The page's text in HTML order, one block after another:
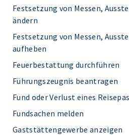
Festsetzung von Messen,
ändern
Festsetzung von Messen,
aufheben
Feuerbestattung durchführen
Führungszeugnis beantragen
Fund oder Verlust eines
Fundsachen melden
Gaststättengewerbe anzeigen